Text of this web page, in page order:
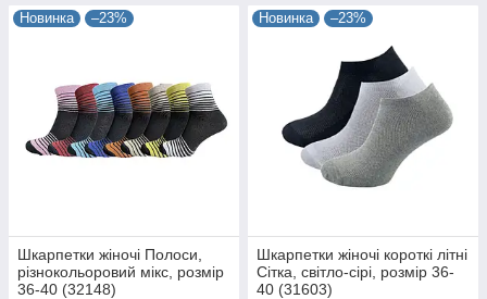
Новинка –23%
Шкарпетки жіночі Полоси,
різнокольоровий мікс, розмір
36-40 (32148)
Новинка –23%
Шкарпетки жіночі короткі літні
Сітка, світло-сірі, розмір 36-
40 (31603)